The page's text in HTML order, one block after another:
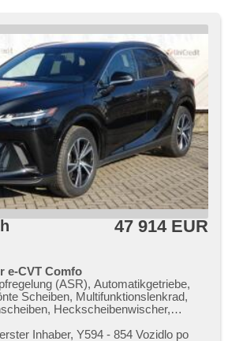
47 914 EUR
e-CVT Comfo
(ASR), Automatikgetriebe,
Scheiben, Multifunktionslenkrad,
Heckscheibenwischer,
Autoradio, Ledersitze, Teilbare
Inhaber,​ Y594 ​- 854 Vozidlo po